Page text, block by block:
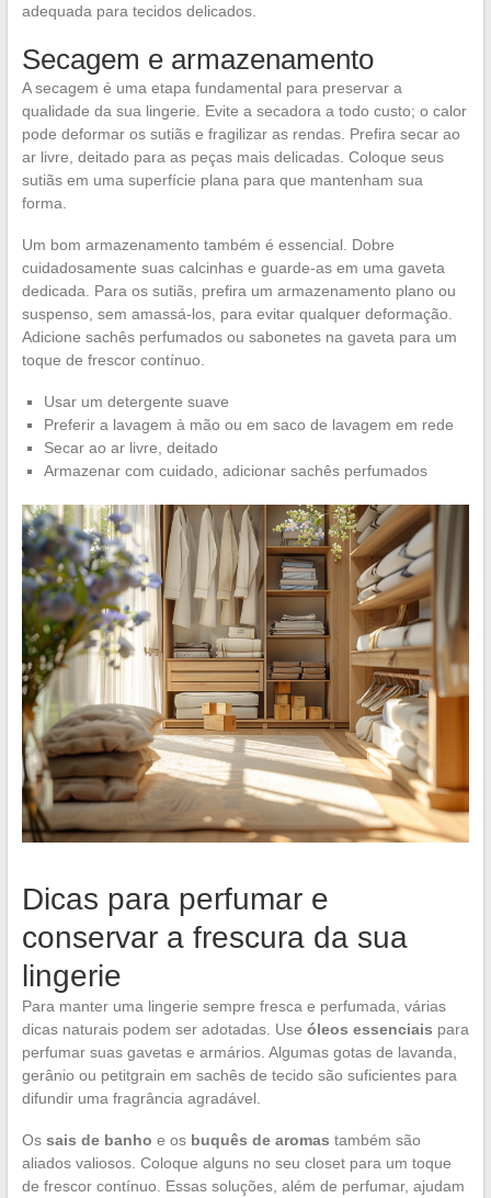
adequada para tecidos delicados.
Secagem e armazenamento
A secagem é uma etapa fundamental para preservar a
qualidade da sua lingerie. Evite a secadora a todo custo; o calor
pode deformar os sutiãs e fragilizar as rendas. Prefira secar ao
ar livre, deitado para as peças mais delicadas. Coloque seus
sutiãs em uma superfície plana para que mantenham sua
forma.
Um bom armazenamento também é essencial. Dobre
cuidadosamente suas calcinhas e guarde-as em uma gaveta
dedicada. Para os sutiãs, prefira um armazenamento plano ou
suspenso, sem amassá-los, para evitar qualquer deformação.
Adicione sachês perfumados ou sabonetes na gaveta para um
toque de frescor contínuo.
Usar um detergente suave
Preferir a lavagem à mão ou em saco de lavagem em rede
Secar ao ar livre, deitado
Armazenar com cuidado, adicionar sachês perfumados
Dicas para perfumar e
conservar a frescura da sua
lingerie
Para manter uma lingerie sempre fresca e perfumada, várias
dicas naturais podem ser adotadas. Use óleos essenciais para
perfumar suas gavetas e armários. Algumas gotas de lavanda,
gerânio ou petitgrain em sachês de tecido são suficientes para
difundir uma fragrância agradável.
Os sais de banho e os buquês de aromas também são
aliados valiosos. Coloque alguns no seu closet para um toque
de frescor contínuo. Essas soluções, além de perfumar, ajudam